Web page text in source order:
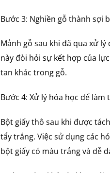
Bước 3: Nghiền gỗ thành sợi
Mảnh gỗ sau khi đã qua xử
này đòi hỏi sự kết hợp của
tan khác trong gỗ.
Bước 4: Xử lý hóa học để làm
Bột giấy thô sau khi được
tẩy trắng. Việc sử dụng các
bột giấy có màu trắng và dễ